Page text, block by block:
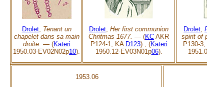
Drolet, Tenant un
chapelet dans sa main
droite. — (Kateri
1950.03-EV02N02p10).
Drolet Her first communion
Chritmas 1677. — (KC AKR
P124-1, KA D123) ; (Kateri
1950.12-EV03N01p06).
Drolet
spirit of
P130-
1953.06